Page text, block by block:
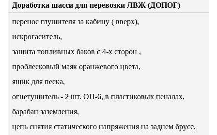
Доработка шасси для перевозки ЛВЖ (ДОПОГ)
перенос глушителя за кабину ( вверх),
искрогаситель,
защита топливных баков с 4-х сторон ,
проблесковый маяк оранжевого цвета,
ящик для песка,
огнетушитель - 2 шт. ОП-6, в пластиковых пеналах,
барабан заземления,
цепь снятия статического напряжения на заднем брусе,